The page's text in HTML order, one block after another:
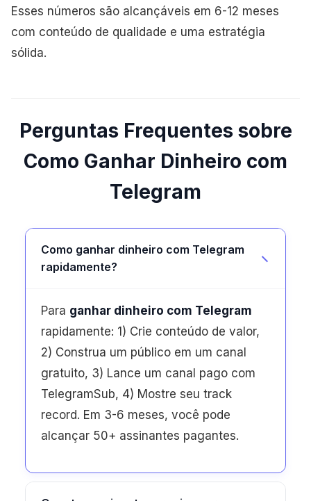
Esses números são alcançáveis em 6-12 meses
com conteúdo de qualidade e uma estratégia
sólida.
Perguntas Frequentes sobre
Como Ganhar Dinheiro com
Telegram
Como ganhar dinheiro com Telegram
rapidamente?
Para ganhar dinheiro com Telegram
rapidamente: 1) Crie conteúdo de valor,
2) Construa um público em um canal
gratuito, 3) Lance um canal pago com
TelegramSub, 4) Mostre seu track
record. Em 3-6 meses, você pode
alcançar 50+ assinantes pagantes.